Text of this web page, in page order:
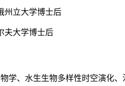
州立大学博士后
夫大学博士后
学、水生生物多样性时空演化、